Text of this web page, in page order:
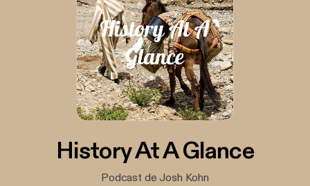
History At A Glance
Podcast de Josh Kohn